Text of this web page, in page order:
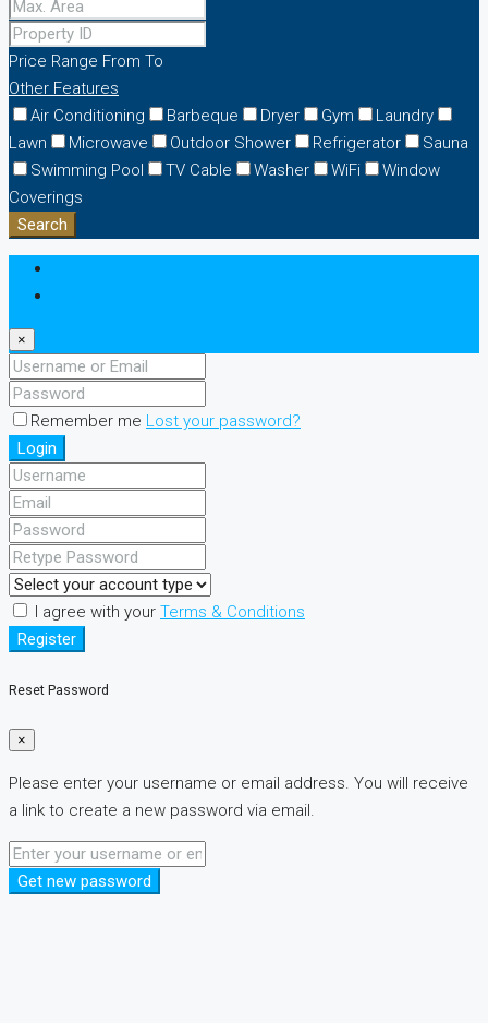
Price Range From To
Other Features
Air Conditioning
Barbeque Dryer Gym
Laundry
Lawn
Microwave Outdoor Shower Refrigerator
Sauna
Swimming Pool
TV Cable Washer WiFi
Window
Coverings
Search
×
Remember me Lost your password?
Login
I agree with your Terms & Conditions
Register
Reset Password
×
Please enter your username or email address. You will receive
a link to create a new password via email.
Get new password